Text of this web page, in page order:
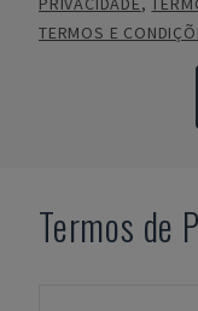
TERMOS E
Termos de